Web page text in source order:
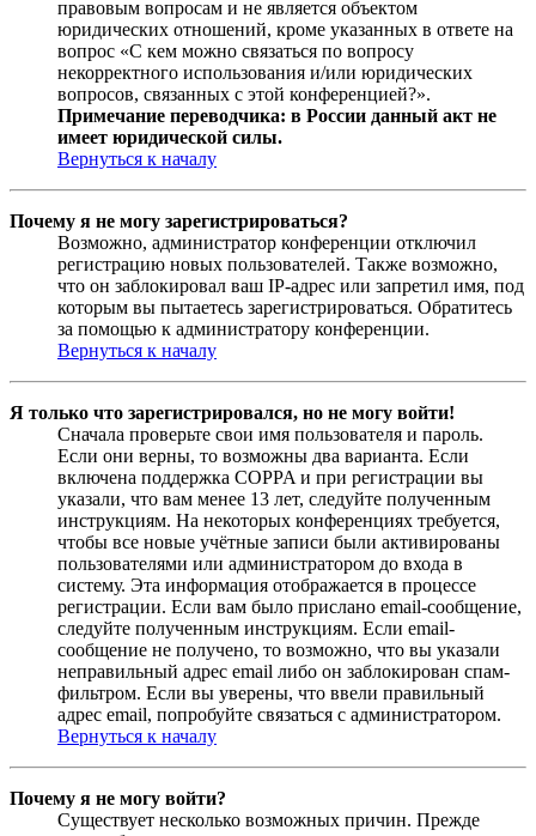
правовым вопросам и не является объектом
юридических отношений, кроме указанных в ответе на
вопрос «С кем можно связаться по вопросу
некорректного использования и/или юридических
вопросов, связанных с этой конференцией?».
Примечание переводчика: в России данный акт не
имеет юридической силы.
Вернуться к началу
Почему я не могу зарегистрироваться?
Возможно, администратор конференции отключил
регистрацию новых пользователей. Также возможно,
что он заблокировал ваш IP-адрес или запретил имя, под
которым вы пытаетесь зарегистрироваться. Обратитесь
за помощью к администратору конференции.
Вернуться к началу
Я только что зарегистрировался, но не могу войти!
Сначала проверьте свои имя пользователя и пароль.
Если они верны, то возможны два варианта. Если
включена поддержка COPPA и при регистрации вы
указали, что вам менее 13 лет, следуйте полученным
инструкциям. На некоторых конференциях требуется,
чтобы все новые учётные записи были активированы
пользователями или администратором до входа в
систему. Эта информация отображается в процессе
регистрации. Если вам было прислано email-сообщение,
следуйте полученным инструкциям. Если email-
сообщение не получено, то возможно, что вы указали
неправильный адрес email либо он заблокирован спам-
фильтром. Если вы уверены, что ввели правильный
адрес email, попробуйте связаться с администратором.
Вернуться к началу
Почему я не могу войти?
Существует несколько возможных причин. Прежде